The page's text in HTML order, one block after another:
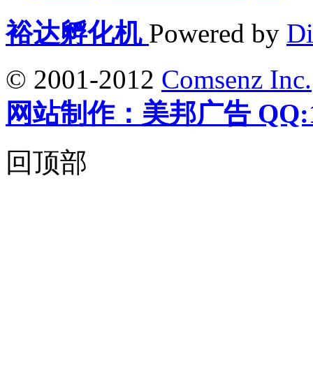
裕达孵化机 Powered by
© 2001-2012 Comsenz Inc.
网站制作：美邦广告
回顶部